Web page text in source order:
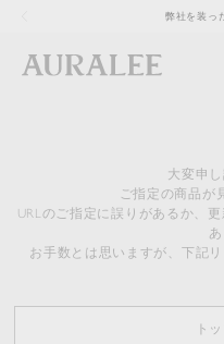
弊社を装っ
大変申し
ご指定の商品が
URLのご指定に誤りがあるか、
お手数とは思いますが、下記
ト